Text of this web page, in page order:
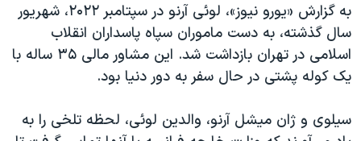
اعتراضات مردمی آبان ۹۸
اسرائیل در جنگ
نرگس محمدی برنده جایزه نوبل صلح
صفحه‌های ویژه
به گزارش «یورو نیوز»، لوئی آرنو در سپتامبر ۲۰۲۲، شهریور
سال گذشته، به دست ماموران سپاه پاسداران انقلاب
اسلامی در تهران بازداشت شد. این مشاور مالی ۳۵ ساله با
یک کوله پشتی در حال سفر به دور دنیا بود.
سیلوی و ژان میشل آرنو، والدین لوئی، لحظه تلخی را به